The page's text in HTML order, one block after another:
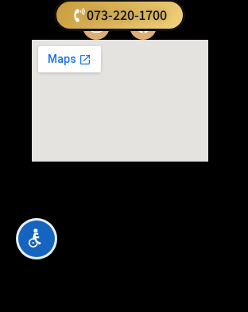
073-220-1700